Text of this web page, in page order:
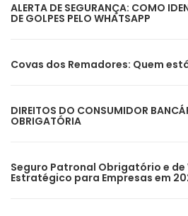
ALERTA DE SEGURANÇA: COMO
DE GOLPES PELO WHATSAPP
Covas dos Remadores: Quem
DIREITOS DO CONSUMIDOR
OBRIGATÓRIA
Seguro Patronal Obrigatório e de
Estratégico para Empresas em